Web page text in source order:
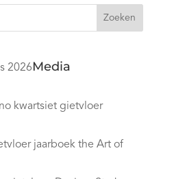
Zoeken
2026
kwartsiet gietvloer
jaarboek the Art of
Media